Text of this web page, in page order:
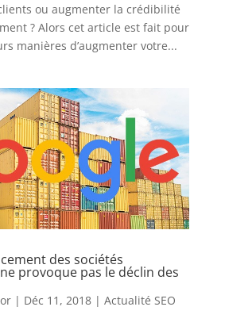
ou augmenter la crédibilité
? Alors cet article est fait pour
manières d’augmenter votre...
des sociétés
provoque pas le déclin des
| Déc 11, 2018| Actualité SEO